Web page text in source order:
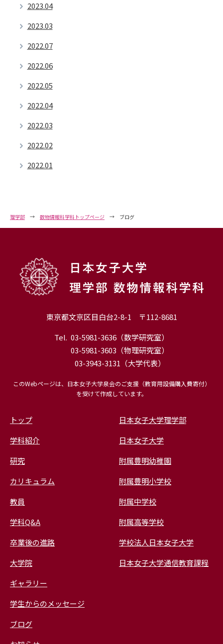
2023.04
2023.03
2022.07
2022.06
2022.05
2022.04
2022.03
2022.02
2022.01
理学部 数物情報科学科トップページ ブログ
東京都文京区目白台2-8-1 〒112-8681
Tel. 03-5981-3636 （数学研究室）
03-5981-3603 （物理研究室）
03-3943-3131 （大学代表）
このWebページは、日本女子大学泉会のご支援（教育用設備購入費寄付）
を受けて作成しています。
トップ
学科紹介
研究
カリキュラム
教員
学科Q&A
卒業後の進路
大学院
ギャラリー
学生からのメッセージ
ブログ
日本女子大学理学部
日本女子大学
附属豊明幼稚園
附属豊明小学校
附属中学校
附属高等学校
学校法人日本女子大学
日本女子大学通信教育課程